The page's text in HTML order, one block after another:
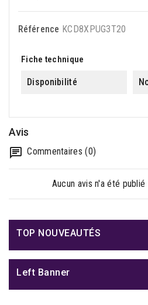
Référence KCD8XPUG3T20
Fiche technique
Disponibilité
Avis
Commentaires (0)
Aucun avis n'a été
TOP NOUVEAUTÉS
Left Banner